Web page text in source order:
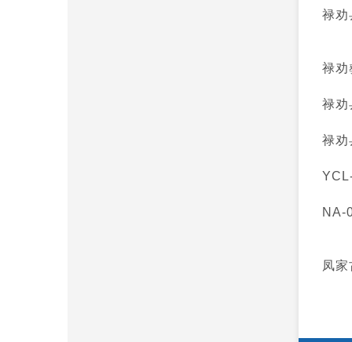
禄劝
禄劝
禄劝
禄劝
NA-
凤